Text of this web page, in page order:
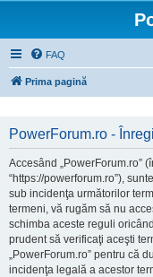
FAQ
Prima pagină
PowerForum.ro -
Accesând „PowerForum.ro”
“https://powerforum.ro”),
sub incidenţa următorilor
termeni, vă rugăm să nu
schimba aceste reguli
prudent să verificaţi aceşti
„PowerForum.ro” pentru că
incidenţa legală a acestor